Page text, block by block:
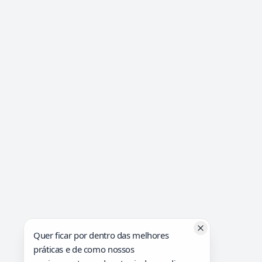
Quer ficar por dentro das melhores
práticas e de como nossos